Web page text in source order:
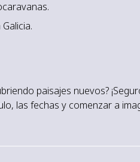
paisajes nuevos?
las fechas y comenzar a